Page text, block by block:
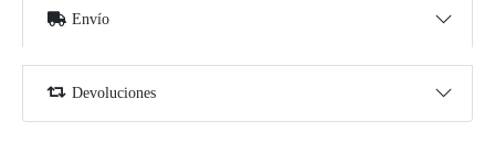
Envío
Devoluciones